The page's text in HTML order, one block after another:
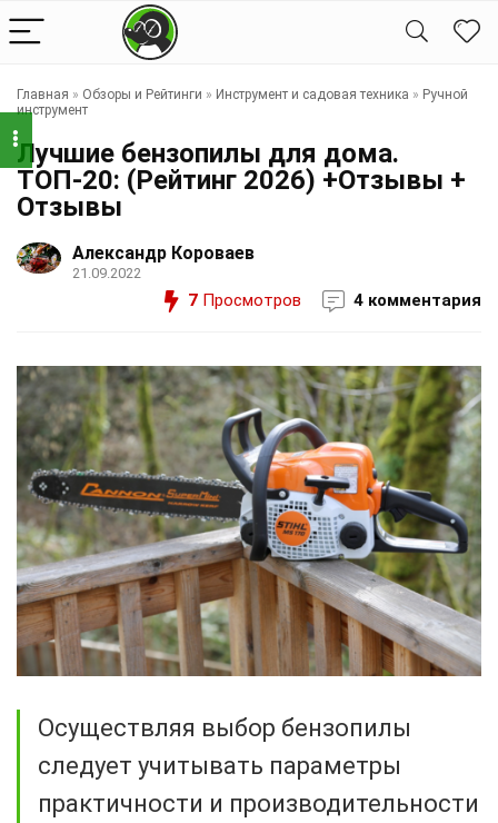
Главная » Обзоры и Рейтинги » Инструмент и садовая техника » Ручной
инструмент
Лучшие бензопилы для дома.
ТОП-20: (Рейтинг 2026) +Отзывы +
Отзывы
Александр Короваев
21.09.2022
7 Просмотров 4 комментария
Осуществляя выбор бензопилы
следует учитывать параметры
практичности и производительности